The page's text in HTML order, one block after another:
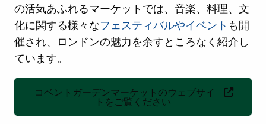
の活気あふれるマーケットでは、音楽、料理、文
化に関する様々なフェスティバルやイベント も開
催され、ロンドンの魅力を余すところなく紹介し
ています。
コベントガーデンマーケットのウェブサイ
トをご覧ください